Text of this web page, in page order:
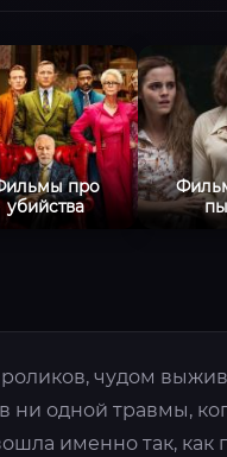
про
убийства
чудом
ни одной травмы,
именно так, как